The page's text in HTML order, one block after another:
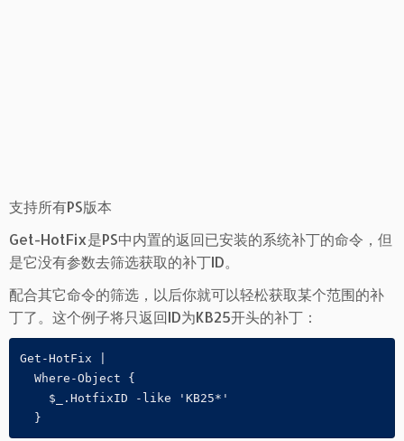
支持所有PS版本
Get-HotFix是PS中内置的返回已安装的系统补丁的命令，但
是它没有参数去筛选获取的补丁ID。
配合其它命令的筛选，以后你就可以轻松获取某个范围的补
丁了。这个例子将只返回ID为KB25开头的补丁：
Get-HotFix |
  Where-Object {
    $_.HotfixID -like 'KB25*'